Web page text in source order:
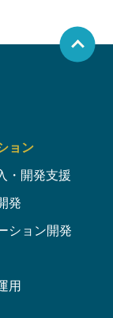
ョン
・開発支援
発
ション開発
用